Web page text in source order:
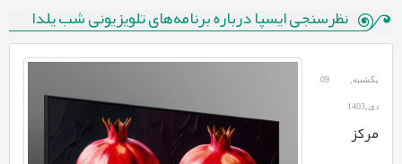
نظرسنجی ایسپا درباره برنامه‌های تلویزیونی شب یلدا
یکشنبه, 09
دی,1403
مرکز